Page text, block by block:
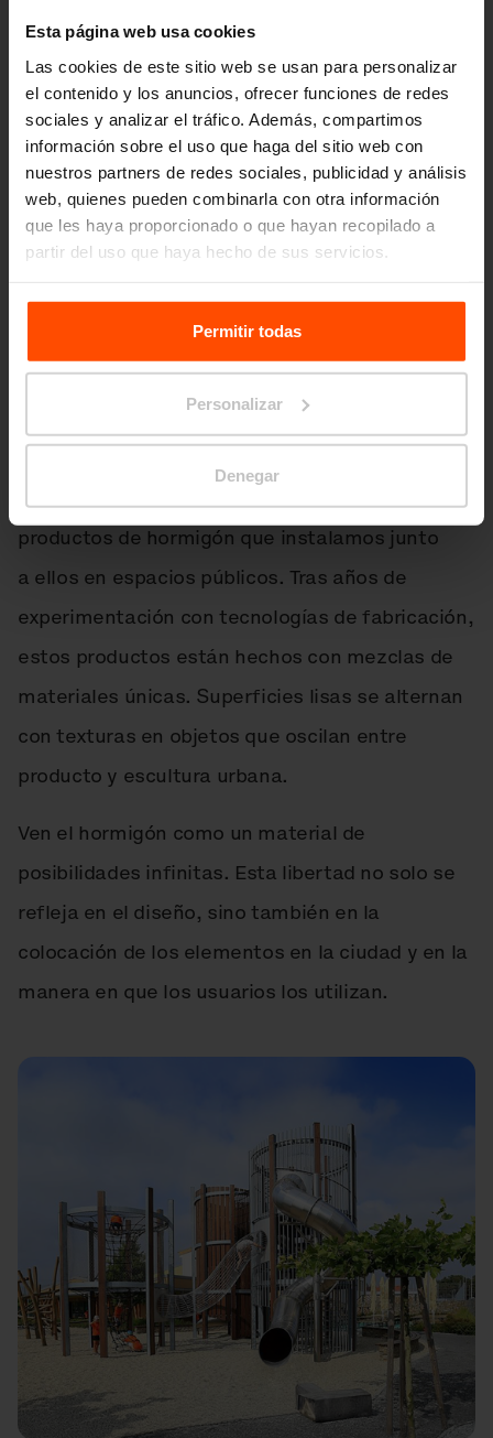
Esta página web usa cookies
Las cookies de este sitio web se usan para personalizar
el contenido y los anuncios, ofrecer funciones de redes
sociales y analizar el tráfico. Además, compartimos
información sobre el uso que haga del sitio web con
nuestros partners de redes sociales, publicidad y análisis
web, quienes pueden combinarla con otra información
que les haya proporcionado o que hayan recopilado a
partir del uso que haya hecho de sus servicios.
Para más información, visitePrinciples Relating to the
Processing Personal Data.Permitir todas
Personalizar
Denegar
VPI:
Experimento – hormigón –
producto de VPI
Los arquitectos y paisajistas de VPI crean
productos de hormigón que instalamos junto
a ellos en espacios públicos. Tras años de
experimentación con tecnologías de fabricación,
estos productos están hechos con mezclas de
materiales únicas. Superficies lisas se alternan
con texturas en objetos que oscilan entre
producto y escultura urbana.
Ven el hormigón como un material de
posibilidades infinitas. Esta libertad no solo se
refleja en el diseño, sino también en la
colocación de los elementos en la ciudad y en la
manera en que los usuarios los utilizan.